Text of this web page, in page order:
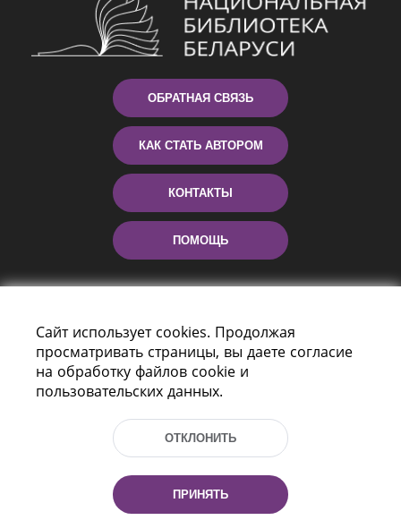
ОБРАТНАЯ СВЯЗЬ
КАК СТАТЬ АВТОРОМ
КОНТАКТЫ
ПОМОЩЬ
г. Минск, Республика Беларусь, 220114
Тел.: (+375 17) 368 37 37, Факс: (+375 17)
Эл. почта: inbox@nlb.by
Сайт использует cookies. Продолжая
просматривать страницы, вы даете согласие
на обработку файлов cookie и
пользовательских данных.
ОТКЛОНИТЬ
ПРИНЯТЬ